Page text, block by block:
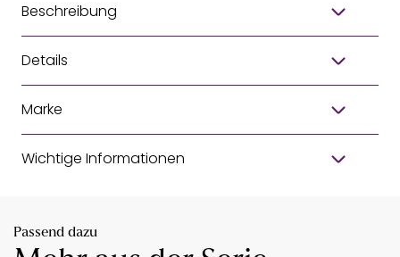
Beschreibung
Details
Marke
Wichtige Informationen
Passend dazu